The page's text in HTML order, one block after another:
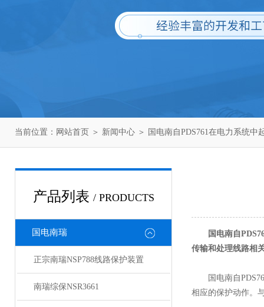
当前位置： 网站首页 ＞ 新闻中心 ＞ 国电南自PDS761在电力系统中
产品列表 / PRODUCTS
国电南瑞
正宗南瑞NSP788线路保护装置
南瑞综保NSR3661
国电南自
传输和处理线路相
国电南自PDS761
相应的保护动作。